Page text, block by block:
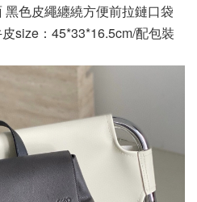
色皮繩纏繞方便前拉鏈口袋
size：45*33*16.5cm/配包裝